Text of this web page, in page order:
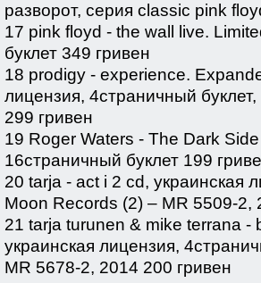
разворот, серия classic pink
17 pink floyd - the wall live.
буклет 349 гривен
18 prodigy - experience.
лицензия, 4страничный
299 гривен
19 Roger Waters - The Dark
16страничный буклет 199
20 tarja - act i 2 cd, украинская
Moon Records (2) – MR 5509-2,
21 tarja turunen & mike terrana -
украинская лицензия,
MR 5678-2, 2014 200 гривен